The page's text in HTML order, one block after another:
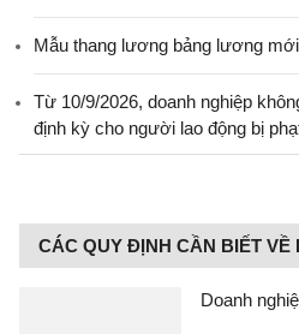
Mẫu thang lương bảng lương
Từ 10/9/2026, doanh nghiệp
định kỳ cho người lao động bị
CÁC QUY ĐỊNH CẦN BIẾT VỀ
Doanh